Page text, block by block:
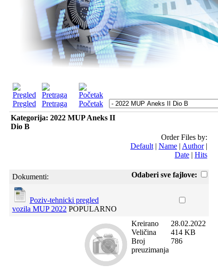
Pregled Pretraga
Početak
Kategorija: 2022 MUP Aneks II
Dio B
Order Files by:
Default| Name| Author|
Date| Hits
Odaberi sve fajlove:
Dokumenti:
Poziv-tehnicki pregled
vozila MUP 2022 POPULARNO
Kreirano
Veličina
Broj
preuzimanja
28.02.2022
414 KB
786